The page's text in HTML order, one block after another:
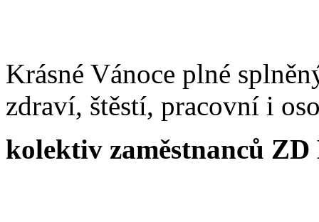
Krásné Vánoce plné
zdraví, štěstí, pracovní i
kolektiv zaměstnanců